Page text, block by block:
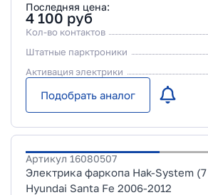
Последняя цена:
4 100 руб
Кол-во контактов
Штатные парктроники
Активация электрики
Подобрать аналог
Артикул 16080507
Электрика фаркопа Hak-System
Hyundai Santa Fe 2006-2012